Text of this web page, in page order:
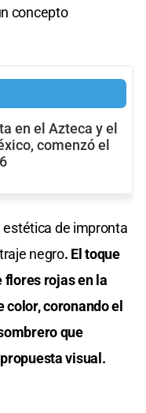
concepto
en el Azteca y el
comenzó el
estética de impronta
negro. El toque
flores rojas en la
coronando el
que
visual.